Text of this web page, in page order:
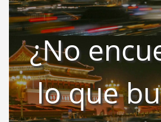
¿No
lo que